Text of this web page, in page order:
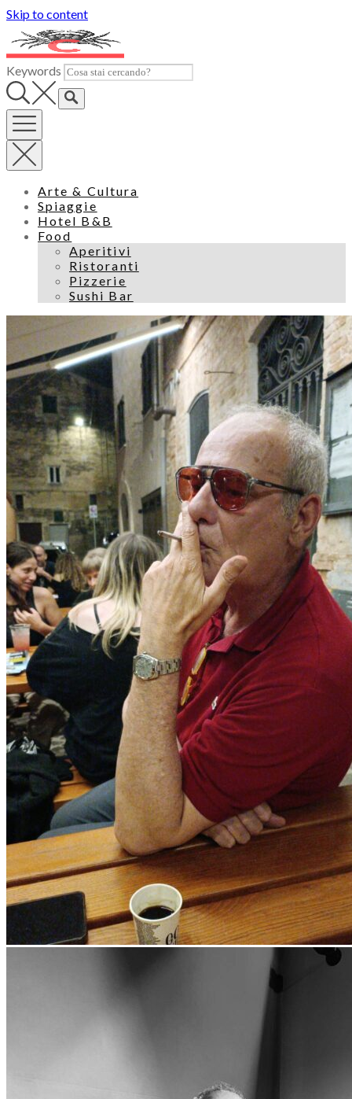
Skip to content
Keywords
Arte & Cultura
Spiaggie
Hotel B&B
Food
Aperitivi
Ristoranti
Pizzerie
Sushi Bar